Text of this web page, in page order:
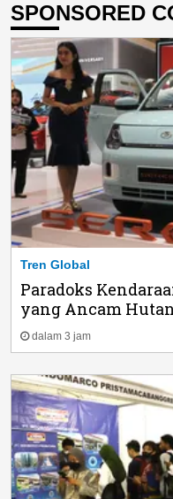
SPONSORED
Tren Global
Paradoks
yang Ancam
dalam 3 jam